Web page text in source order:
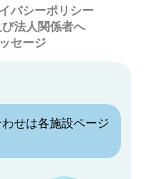
バシーポリシー
法人関係者へ
セージ
せは各施設ページ